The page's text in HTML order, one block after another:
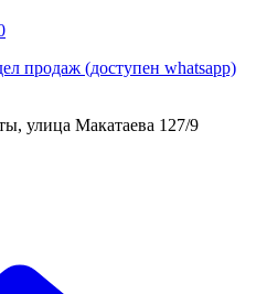
продаж (доступен whatsapp)
улица Макатаева 127/9